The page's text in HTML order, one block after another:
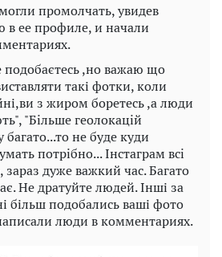
промолчать, увидев
ее профиле, и начали
подобаєтесь ,но важаю що
такі фотки, коли
з жиром боретесь ,а люди
"Бiльше геолокацiй
багато...то не буде куди
потрiбно... Iнстаграм всi
дуже важкий час. Багато
Не дратуйте людей. Інші за
більш подобались ваші фото
люди в комментариях.